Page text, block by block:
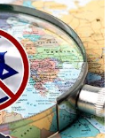
מדדים
ומחקרים
דעות
רכילות